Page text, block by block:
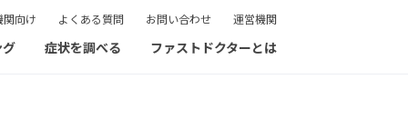
関向け よくある質問 お問い合わせ 運営機関
症状を調べる ファストドクターとは